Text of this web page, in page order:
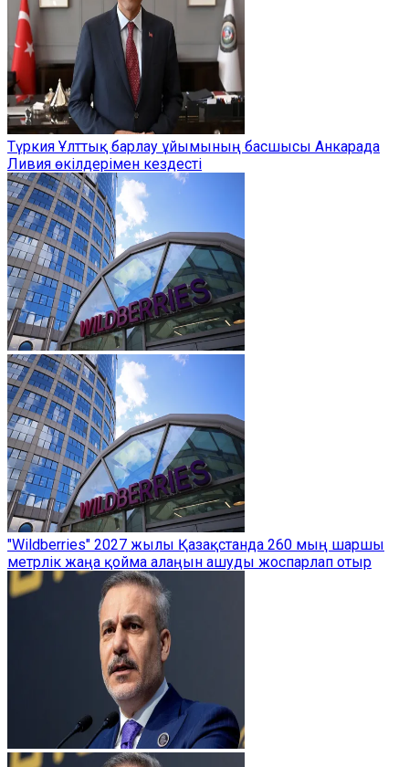
Түркия Ұлттық барлау ұйымының басшысы Анкарада
Ливия өкілдерімен кездесті
"Wildberries" 2027 жылы Қазақстанда 260 мың шаршы
метрлік жаңа қойма алаңын ашуды жоспарлап отыр